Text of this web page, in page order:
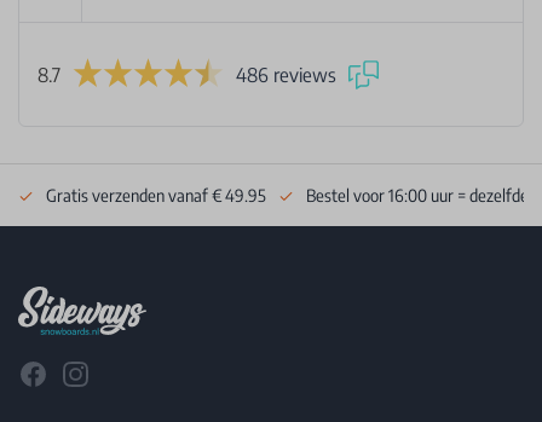
8.7 486 reviews
Gratis verzenden vanaf € 49.95 Bestel voor 16:00 uur = dezelfde
FacebookInstagram